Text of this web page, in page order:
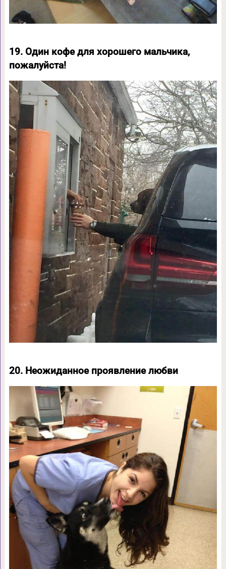
19. Один кофе для хорошего мальчика,
пожалуйста!
20. Неожиданное проявление любви